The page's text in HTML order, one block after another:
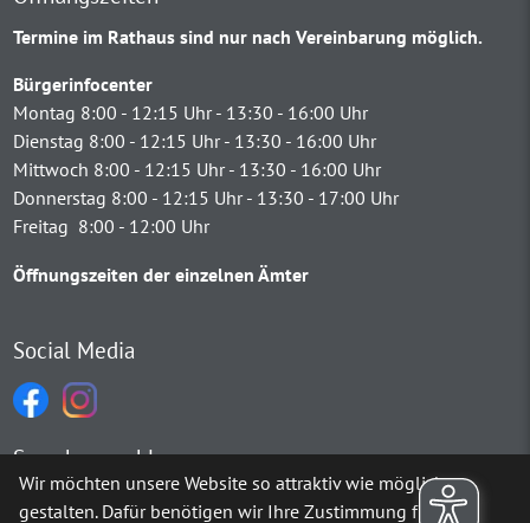
Termine im Rathaus sind nur nach Vereinbarung möglich.
Bürgerinfocenter
Montag 8:00 - 12:15 Uhr - 13:30 - 16:00 Uhr
Dienstag 8:00 - 12:15 Uhr - 13:30 - 16:00 Uhr
Mittwoch 8:00 - 12:15 Uhr - 13:30 - 16:00 Uhr
Donnerstag 8:00 - 12:15 Uhr - 13:30 - 17:00 Uhr
Freitag 8:00 - 12:00 Uhr
Öffnungszeiten der einzelnen Ämter
Social Media
Sprachauswahl
Wir möchten unsere Website so attraktiv wie möglich
gestalten. Dafür benötigen wir Ihre Zustimmung für